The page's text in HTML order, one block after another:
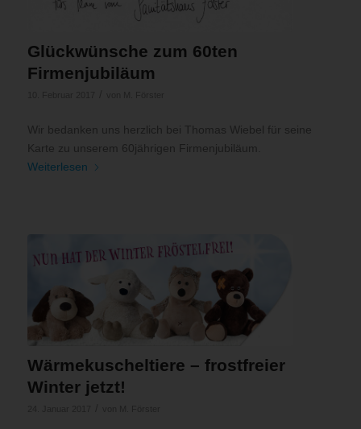
Glückwünsche zum 60ten
Firmenjubiläum
Wir bedanken uns herzlich bei Thomas Wiebel für seine
Karte zu unserem 60jährigen Firmenjubiläum.
Weiterlesen
Wärmekuscheltiere – frostfreier
Winter jetzt!